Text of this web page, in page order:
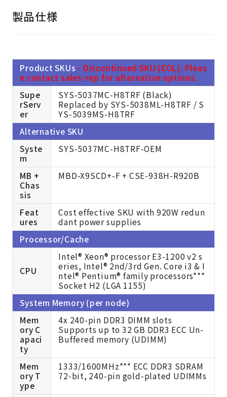
製品仕様
Product SKUs - Discontinued SKU (EOL). Pleas
e contact sales-rep for alternative options.
Supe
rServ
er
SYS-5037MC-H8TRF (Black)
Replaced by SYS-5038ML-H8TRF / S
YS-5039MS-H8TRF
Alternative SKU
Syste
m
SYS-5037MC-H8TRF-OEM
MB +
Chas
sis
MBD-X9SCD+-F + CSE-938H-R920B
Feat
ures
Cost effective SKU with 920W redun
dant power supplies
Processor/Cache
CPU
Intel® Xeon® processor E3-1200 v2 s
eries, Intel® 2nd/3rd Gen. Core i3 & I
ntel® Pentium® family processors***
Socket H2 (LGA 1155)
System Memory (per node)
Mem
ory C
apaci
ty
4x 240-pin DDR3 DIMM slots
Supports up to 32 GB DDR3 ECC Un-
Buffered memory (UDIMM)
Mem
ory T
ype
1333/1600MHz*** ECC DDR3 SDRAM
72-bit, 240-pin gold-plated UDIMMs